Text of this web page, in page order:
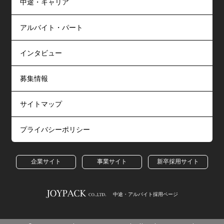
中途・キャリア
アルバイト・パート
インタビュー
募集情報
サイトマップ
プライバシーポリシー
企業サイト 事業サイト 新卒採用サイト
中途・アルバイト採用ページ